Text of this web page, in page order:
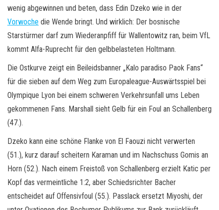
wenig abgewinnen und beten, dass Edin Dzeko wie in der
Vorwoche die Wende bringt. Und wirklich: Der bosnische
Starstürmer darf zum Wiederanpfiff für Wallentowitz ran, beim VfL
kommt Alfa-Ruprecht für den gelbbelasteten Holtmann.
Die Ostkurve zeigt ein Beileidsbanner „Kalo paradiso Paok Fans“
für die sieben auf dem Weg zum Europaleague-Auswärtsspiel bei
Olympique Lyon bei einem schweren Verkehrsunfall ums Leben
gekommenen Fans. Marshall sieht Gelb für ein Foul an Schallenberg
(47.).
Dzeko kann eine schöne Flanke von El Faouzi nicht verwerten
(51.), kurz darauf scheitern Karaman und im Nachschuss Gomis an
Horn (52.). Nach einem Freistoß von Schallenberg erzielt Katic per
Kopf das vermeintliche 1:2, aber Schiedsrichter Bacher
entscheidet auf Offensivfoul (55.). Passlack ersetzt Miyoshi, der